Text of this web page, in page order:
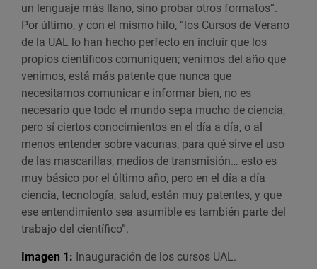
un lenguaje más llano, sino probar otros formatos”.
Por último, y con el mismo hilo, “los Cursos de Verano
de la UAL lo han hecho perfecto en incluir que los
propios científicos comuniquen; venimos del año que
venimos, está más patente que nunca que
necesitamos comunicar e informar bien, no es
necesario que todo el mundo sepa mucho de ciencia,
pero sí ciertos conocimientos en el día a día, o al
menos entender sobre vacunas, para qué sirve el uso
de las mascarillas, medios de transmisión… esto es
muy básico por el último año, pero en el día a día
ciencia, tecnología, salud, están muy patentes, y que
ese entendimiento sea asumible es también parte del
trabajo del científico”.
Imagen 1: Inauguración de los cursos UAL.